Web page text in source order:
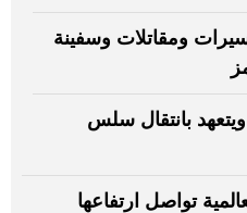
ومقاتلات وسفينة
بانتقال سلس
تواصل ارتفاعها